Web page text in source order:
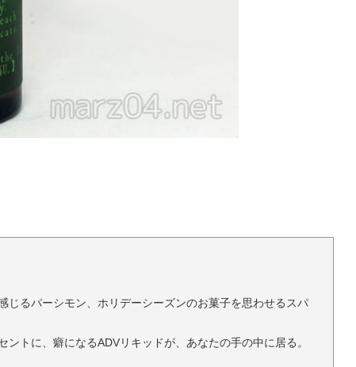
じるパーシモン、ホリデーシーズンのお菓子を思わせるスパ
トに、癖になるADVリキッドが、あなたの手の中に居る。